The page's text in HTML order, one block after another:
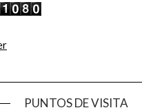
PUNTOS DE VISITA